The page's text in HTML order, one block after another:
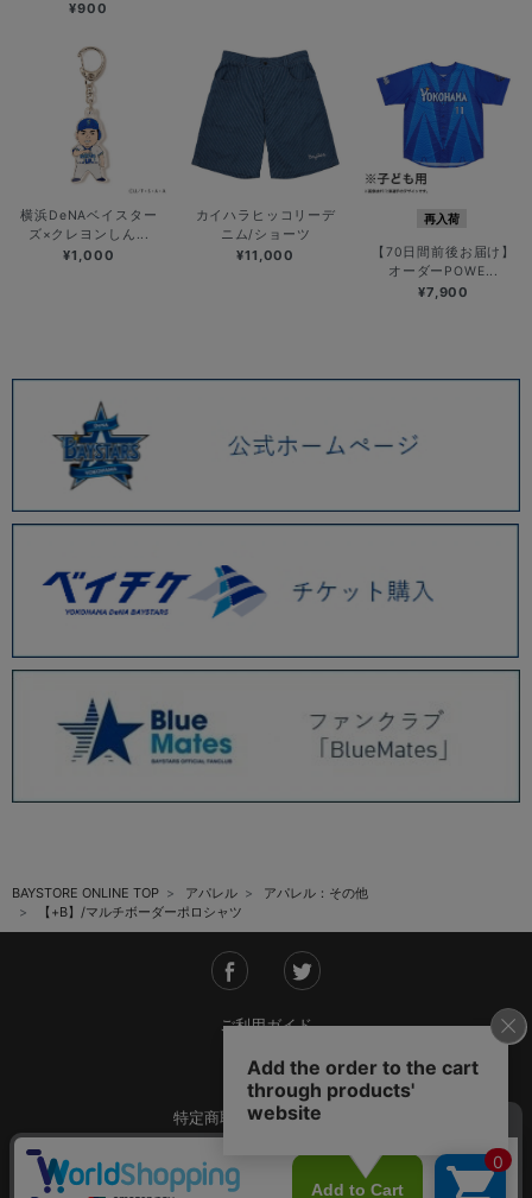
¥900
横浜DeNAベイスター
ズ×クレヨンしん...
¥1,000
カイハラヒッコリーデ
ニム/ショーツ
¥11,000
再入荷
【70日間前後お届け】
オーダーPOWE...
¥7,900
BAYSTORE ONLINE TOP アパレル
アパレル：その他
【+B】/マルチボーダーポロシャツ
ご利用ガイド
会社概要
特定商取引法に基づく表記
ご利用規約